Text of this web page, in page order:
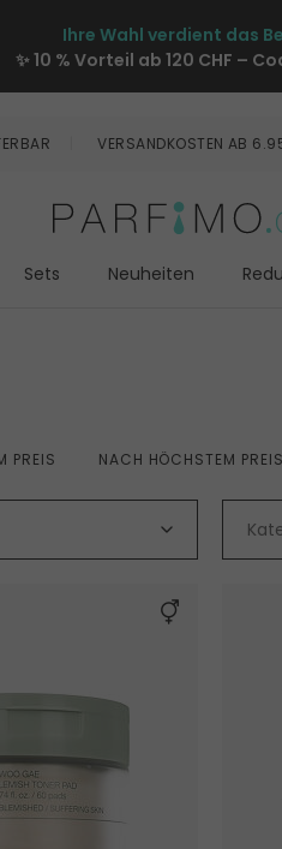
Ihre Wahl verdient das
✨ 10 % Vorteil ab 120 CHF –
VERSANDKOSTEN AB
Sets Neuheiten
PREIS NACH HÖCHSTEM PREIS